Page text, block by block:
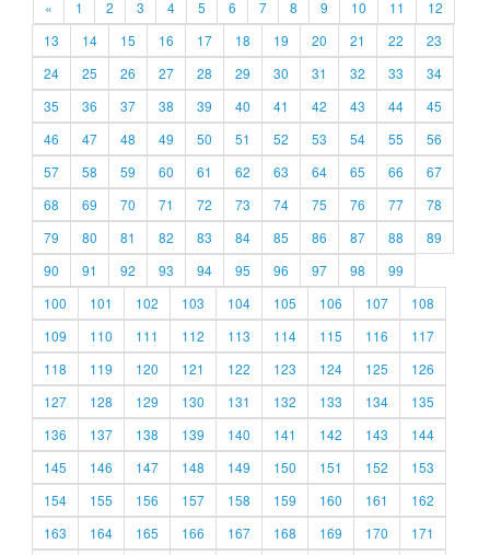
« 1 2 3 4 5 6 7 8 9 10 11
12
13
14 15 16 17 18 19 20 21 22
23
24
25 26 27 28 29 30 31 32 33
34
35
36 37 38 39 40 41 42 43 44
45
46
47 48 49 50 51 52 53 54 55
56
57
58 59 60 61 62 63 64 65 66
67
68
69 70 71 72 73 74 75 76 77
78
79
80 81 82 83 84 85 86 87 88
89
90
91 92 93 94 95 96 97 98
99
100
101 102 103 104 105 106 107
108
109
110 111 112 113 114 115 116
117
118
119 120 121 122 123 124 125
126
127
128 129 130 131 132 133 134
135
136
137 138 139 140 141 142 143
144
145
146 147 148 149 150 151 152
153
154
155 156 157 158 159 160 161
162
163
164 165 166 167 168 169 170
171